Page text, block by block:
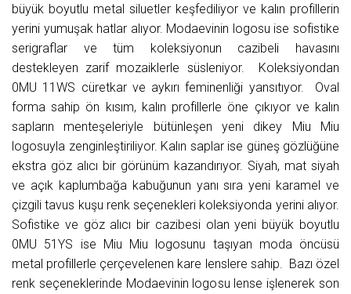
büyük boyutlu metal siluetler keşfediliyor ve kalın profillerin
yerini yumuşak hatlar alıyor. Modaevinin logosu ise sofistike
serigraflar ve tüm koleksiyonun cazibeli havasını
destekleyen zarif mozaiklerle süsleniyor. Koleksiyondan
0MU 11WS cüretkar ve aykırı feminenliği yansıtıyor. Oval
forma sahip ön kısım, kalın profillerle öne çıkıyor ve kalın
sapların menteşeleriyle bütünleşen yeni dikey Miu Miu
logosuyla zenginleştiriliyor. Kalın saplar ise güneş gözlüğüne
ekstra göz alıcı bir görünüm kazandırıyor. Siyah, mat siyah
ve açık kaplumbağa kabuğunun yanı sıra yeni karamel ve
çizgili tavus kuşu renk seçenekleri koleksiyonda yerini alıyor.
Sofistike ve göz alıcı bir cazibesi olan yeni büyük boyutlu
0MU 51YS ise Miu Miu logosunu taşıyan moda öncüsü
metal profillerle çerçevelenen kare lenslere sahip. Bazı özel
renk seçeneklerinde Modaevinin logosu lense işlenerek son